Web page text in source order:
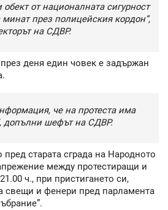
обект от националната сигурност
през полицейския кордон”,
на СДВР.
деня един човек е задържан
че на протеста има
допълни шефът на СДВР.
старата сграда на Народното
между протестиращи и
ч., при пристигането си,
свещи и фенери пред парламента